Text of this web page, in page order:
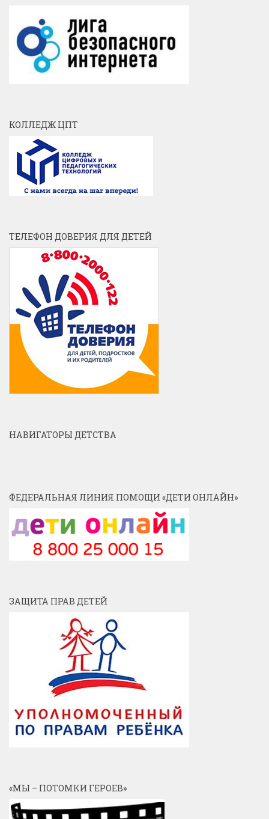
КОЛЛЕДЖ ЦПТ
ТЕЛЕФОН ДОВЕРИЯ ДЛЯ ДЕТЕЙ
НАВИГАТОРЫ ДЕТСТВА
ФЕДЕРАЛЬНАЯ ЛИНИЯ ПОМОЩИ «ДЕТИ ОНЛАЙН»
ЗАЩИТА ПРАВ ДЕТЕЙ
«МЫ – ПОТОМКИ ГЕРОЕВ»